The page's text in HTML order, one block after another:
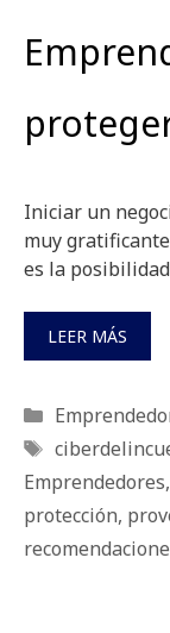
Iniciar un
muy
es la
LEER MÁS
Categorías
Etiquetas
Emprendedores,
protección,